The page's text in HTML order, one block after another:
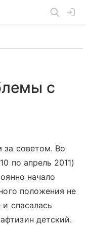
с
за советом. Во
по апрель 2011)
начало
положения не
и спасалась
детский.